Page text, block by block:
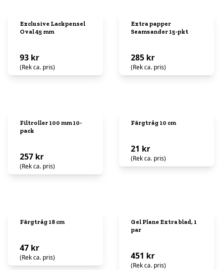
Exclusive Lackpensel
Oval 45 mm
93 kr
(Rek ca. pris)
Extra papper
Seamsander 15-pkt
285 kr
(Rek ca. pris)
Filtroller 100 mm 10-
pack
257 kr
(Rek ca. pris)
Färgtråg 10 cm
21 kr
(Rek ca. pris)
Färgtråg 18 cm
47 kr
(Rek ca. pris)
Gel Plane Extra blad, 1
par
451 kr
(Rek ca. pris)